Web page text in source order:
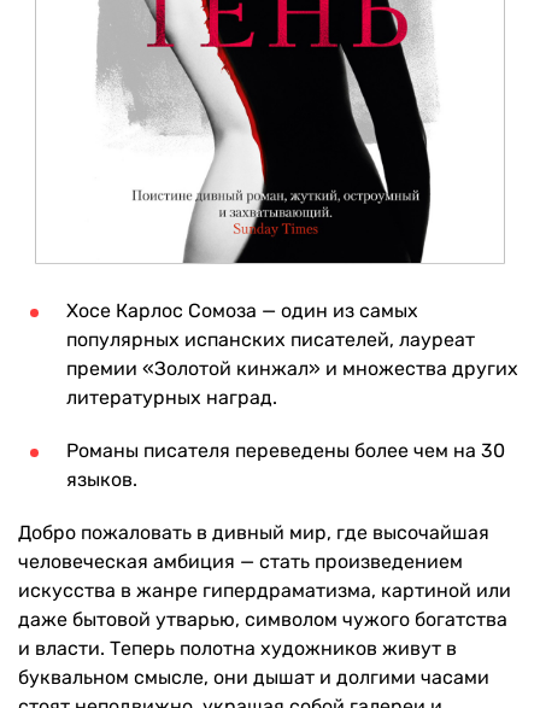
Хосе Карлос Сомоза — один из самых
популярных испанских писателей, лауреат
премии «Золотой кинжал» и множества других
литературных наград.
Романы писателя переведены более чем на 30
языков.
Добро пожаловать в дивный мир, где высочайшая
человеческая амбиция — стать произведением
искусства в жанре гипердраматизма, картиной или
даже бытовой утварью, символом чужого богатства
и власти. Теперь полотна художников живут в
буквальном смысле, они дышат и долгими часами